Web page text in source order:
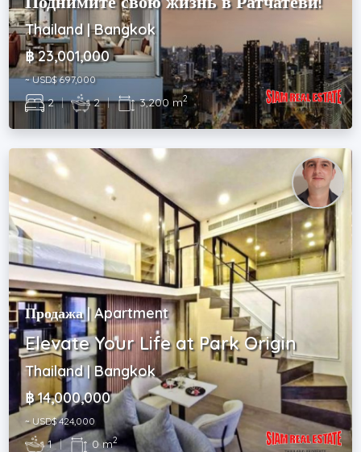
Thailand | Bangkok
฿ 23,001,000
~ USD$ 697,000
2 | 2 | 3,200 m2
Продажа | Apartment
Elevate Your Life at Park Origin
Thailand | Bangkok
฿ 14,000,000
~ USD$ 424,000
1 | 0 m2